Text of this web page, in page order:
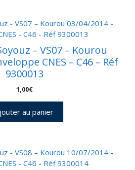
– VS07 – Kourou
CNES – C46 – Réf
9300013
1,00€
au panier